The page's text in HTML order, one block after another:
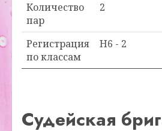
Количество
пар
2
Регистрация
по классам
H6 - 2
Судейская